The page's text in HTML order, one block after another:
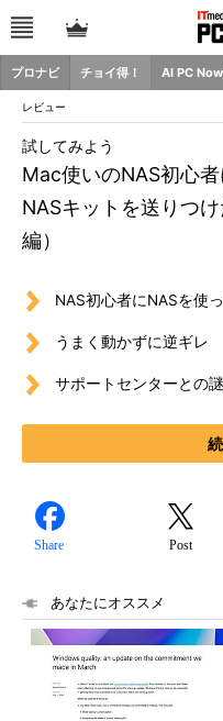
プロナビ チョイ得！ AI PC
レビュー
Mac使いのNAS初心
NASキットを送りつ
編）
試してみよう
NAS初心者にNASを使
うまく動かずに逆ギレ
サポートセンターとの
Share Post
あなたにオススメ